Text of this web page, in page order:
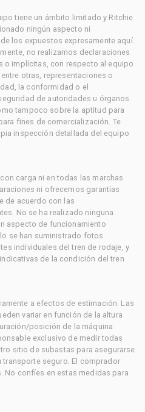
tiene un ámbito limitado y Ritchie
ningún aspecto ni
los expuestos expresamente aquí.
no realizamos declaraciones
o implícitas, con respecto al equipo
otras, representaciones o
la conformidad o el
de autoridades u órganos
tampoco sobre la aptitud para
fines de comercialización. Te
inspección detallada del equipo
carga ni en todas las marchas
ni ofrecemos garantías
de acuerdo con las
No se ha realizado ninguna
aspecto de funcionamiento
se han suministrado fotos
individuales del tren de rodaje, y
de la condición del tren
a efectos de estimación. Las
variar en función de la altura
posición de la máquina
exclusivo de medir todas
sitio de subastas para asegurarse
transporte seguro. El comprador
No confíes en estas medidas para